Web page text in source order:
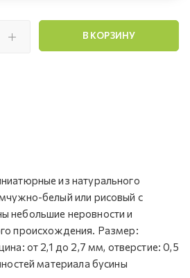
В КОРЗИНУ
из натурального
белый или рисовый с
небольшие неровности и
происхождения. Размер:
от 2,1 до 2,7 мм, отверстие: 0,5
материала бусины